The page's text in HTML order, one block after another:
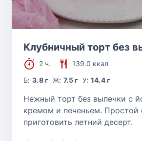
Клубничный торт без
2 ч.
139.0 ккал
Б:3.8 г Ж: 7.5 г У: 14.4 г
Нежный торт без выпечки с
кремом и печеньем. Простой
приготовить летний десерт.